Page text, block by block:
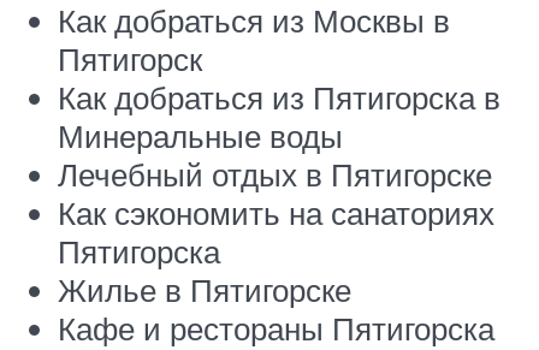
Как добраться из Москвы в
Пятигорск
Как добраться из Пятигорска в
Минеральные воды
Лечебный отдых в Пятигорске
Как сэкономить на санаториях
Пятигорска
Жилье в Пятигорске
Кафе и рестораны Пятигорска